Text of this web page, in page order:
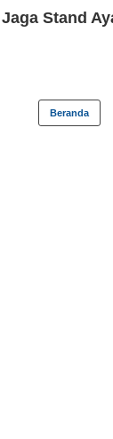
Stand
Beranda